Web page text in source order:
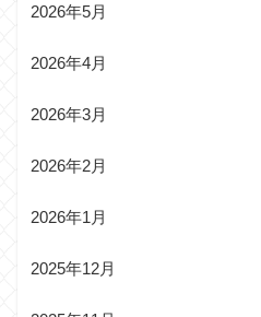
2026年5月
2026年4月
2026年3月
2026年2月
2026年1月
2025年12月